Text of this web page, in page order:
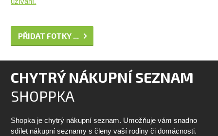
PŘIDAT FOTKY ...
CHYTRÝ NÁKUPNÍ SEZNAM
SHOPPKA
Shopka je chytrý nákupní seznam. Umožňuje vám snadno
sdílet nákupní seznamy s členy vaší rodiny či domácnosti.